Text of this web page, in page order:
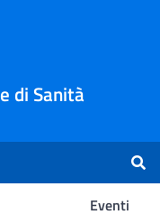
di Sanità
Eventi